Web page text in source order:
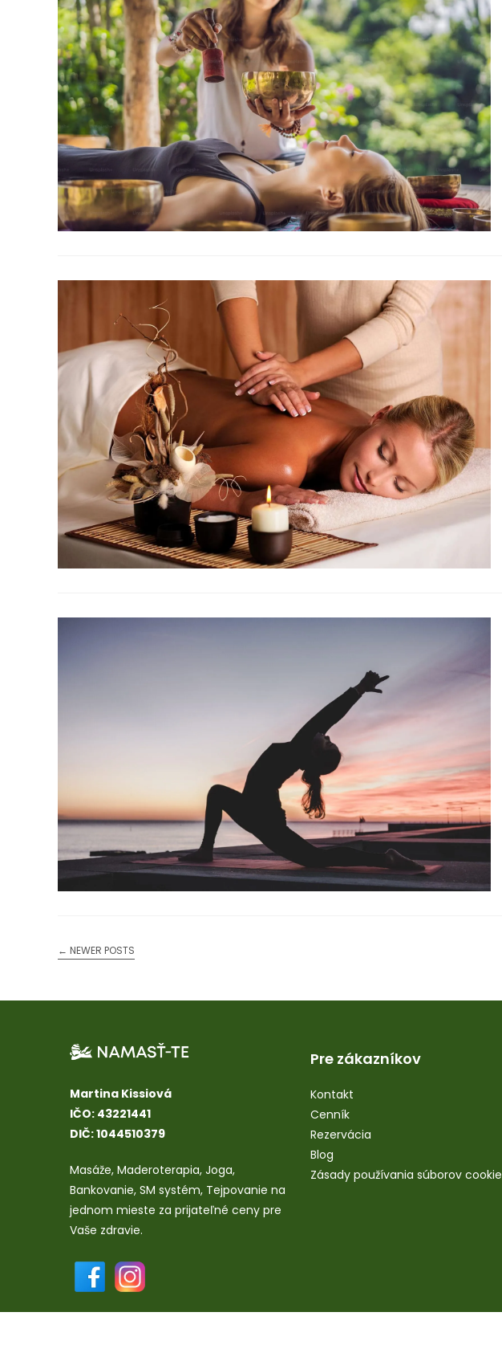
← NEWER POSTS
Martina Kissiová
IČO: 43221441
DIČ: 1044510379
Masáže, Maderoterapia, Joga,
Bankovanie, SM systém, Tejpovanie na
jednom mieste za prijateľné ceny pre
Vaše zdravie.
Pre zákazníkov
Kontakt
Cenník
Rezervácia
Blog
Zásady používania súborov cookie